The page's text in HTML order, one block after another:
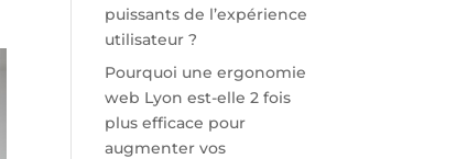
puissants de l’expérience
utilisateur ?
Pourquoi une ergonomie
web Lyon est-elle 2 fois
plus efficace pour
augmenter vos